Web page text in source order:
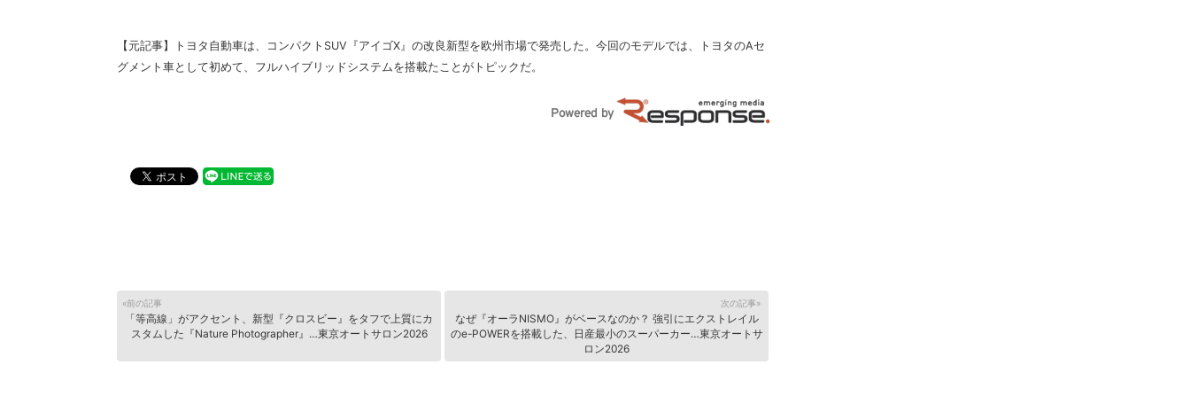
【元記事】
トヨタ自動車は、コンパクトSUV『アイゴX』の改良新型を欧州市場で発売した。今回のモデルでは、トヨタのAセ
グメント車として初めて、フルハイブリッドシステムを搭載たことがトピックだ。
«前の記事
「等高線」がアクセント、新型『クロスビー』をタフで上質にカ
スタムした『Nature Photographer』…東京オートサロン2026
次の記事»
なぜ『オーラNISMO』がベースなのか？ 強引にエクストレイル
のe-POWERを搭載した、日産最小のスーパーカー…東京オートサ
ロン2026